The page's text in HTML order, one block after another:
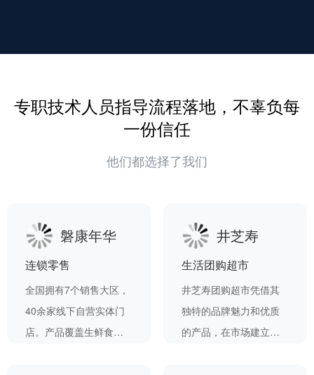
专职技术人员指导流程落地，不辜负每
一份信任
他们都选择了我们
磐康年华
连锁零售
全国拥有7个销售大区，
40余家线下自营实体门
店。产品覆盖生鲜食
井芝寿
生活团购超市
井芝寿团购超市凭借其
独特的品牌魅力和优质
的产品，在市场建立了